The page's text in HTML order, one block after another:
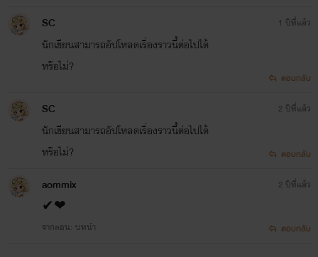
SC
นักเขียนสามารถอัปโหลดเรื่องราวนี้ต่อไปได้
หรือไม่?
1 ปีที่แล้ว
ตอบกลับ
SC
นักเขียนสามารถอัปโหลดเรื่องราวนี้ต่อไปได้
หรือไม่?
2 ปีที่แล้ว
ตอบกลับ
aommix
✔❤
จากตอน: บทนำ
2 ปีที่แล้ว
ตอบกลับ